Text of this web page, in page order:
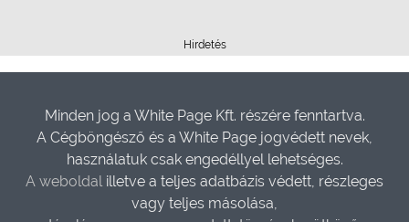
Hirdetés
Minden jog a White Page Kft. részére fenntartva.
A Cégböngésző és a White Page jogvédett nevek,
használatuk csak engedéllyel lehetséges.
A weboldal illetve a teljes adatbázis védett, részleges
vagy teljes másolása,